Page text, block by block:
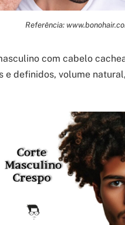
Referência:
com cabelo
e definidos, volume